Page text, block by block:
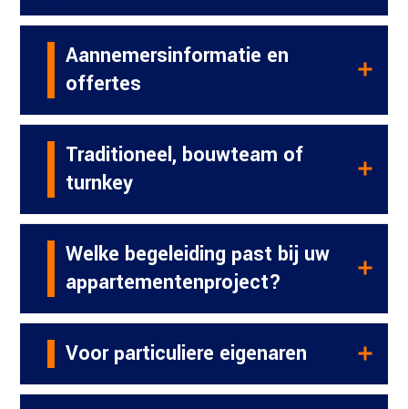
Aannemersinformatie en
offertes
Traditioneel, bouwteam of
turnkey
Welke begeleiding past bij uw
appartementenproject?
Voor particuliere eigenaren